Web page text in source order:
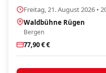
Freitag, 21. August 2026 •
Waldbühne Rügen
Bergen
77,90 € €